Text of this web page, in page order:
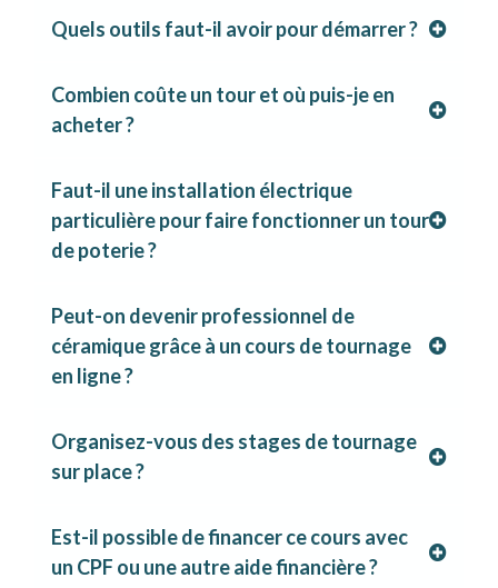
Quels outils faut-il avoir pour démarrer ?
Combien coûte un tour et où puis-je en
acheter ?
Faut-il une installation électrique
particulière pour faire fonctionner un tour
de poterie ?
Peut-on devenir professionnel de
céramique grâce à un cours de tournage
en ligne ?
Organisez-vous des stages de tournage
sur place ?
creamik.com/stages-courts-a-lecole-creamik
Est-il possible de financer ce cours avec
un CPF ou une autre aide financière ?